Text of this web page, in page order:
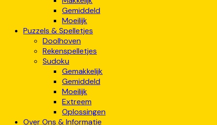
Gemiddeld
Moeilijk
Puzzels & Spelletjes
Doolhoven
Rekenspelletjes
Sudoku
Gemakkelijk
Gemiddeld
Moeilijk
Extreem
Oplossingen
Over Ons & Informatie